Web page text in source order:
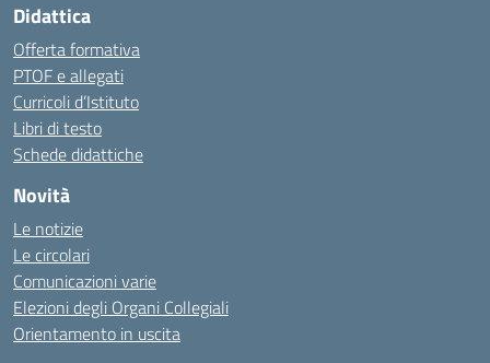
Didattica
Offerta formativa
PTOF e allegati
Curricoli d’Istituto
Libri di testo
Schede didattiche
Novità
Le notizie
Le circolari
Comunicazioni varie
Elezioni degli Organi Collegiali
Orientamento in uscita